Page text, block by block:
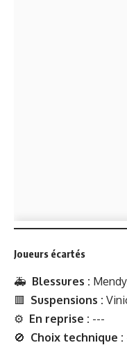
Joueurs écartés
🚑 Blessures :
🟥 Suspensions :
⚙️ En reprise : ---
🚫 Choix technique :